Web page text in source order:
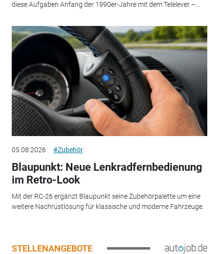
diese Aufgaben Anfang der 1990er-Jahre mit dem Telelever –...
05.08.2026 #Zubehör
Blaupunkt: Neue Lenkradfernbedienung
im Retro-Look
Mit der RC-26 ergänzt Blaupunkt seine Zubehörpalette um eine
weitere Nachrüstlösung für klassische und moderne Fahrzeuge.
STELLENANGEBOTE